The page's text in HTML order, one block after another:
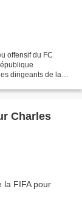
offensif du FC
dirigeants de la
Charles